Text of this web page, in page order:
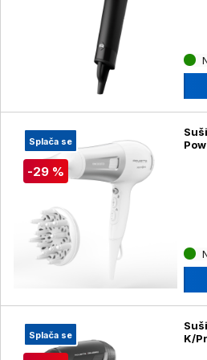
Splača se
-29 %
Splača se
K/